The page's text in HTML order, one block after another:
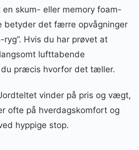
skum- eller memory foam-
betyder det færre opvågninger
ryg”. Hvis du har prøvet at
lufttabende
du præcis hvorfor det tæller.
vinder på pris og vægt,
ofte på hverdagskomfort og
hyppige stop.